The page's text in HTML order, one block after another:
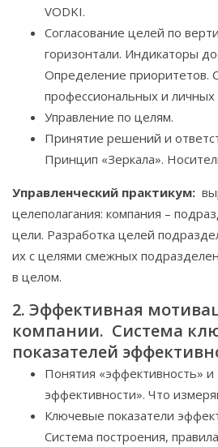
VODKI.
Согласование целей по
горизонтали. Индикаторы
Определение приоритетов.
профессиональных и личных
Управление по целям.
Принятие решений и
Принцип «Зеркала».
Управленческий практикум:
целеполагания: компания –
цели. Разработка целей
их с целями смежных
в целом.
2. Эффективная
компании. Система
показателей
Понятия «эффективность» и
эффективности». Что
Ключевые показатели
Система построения,